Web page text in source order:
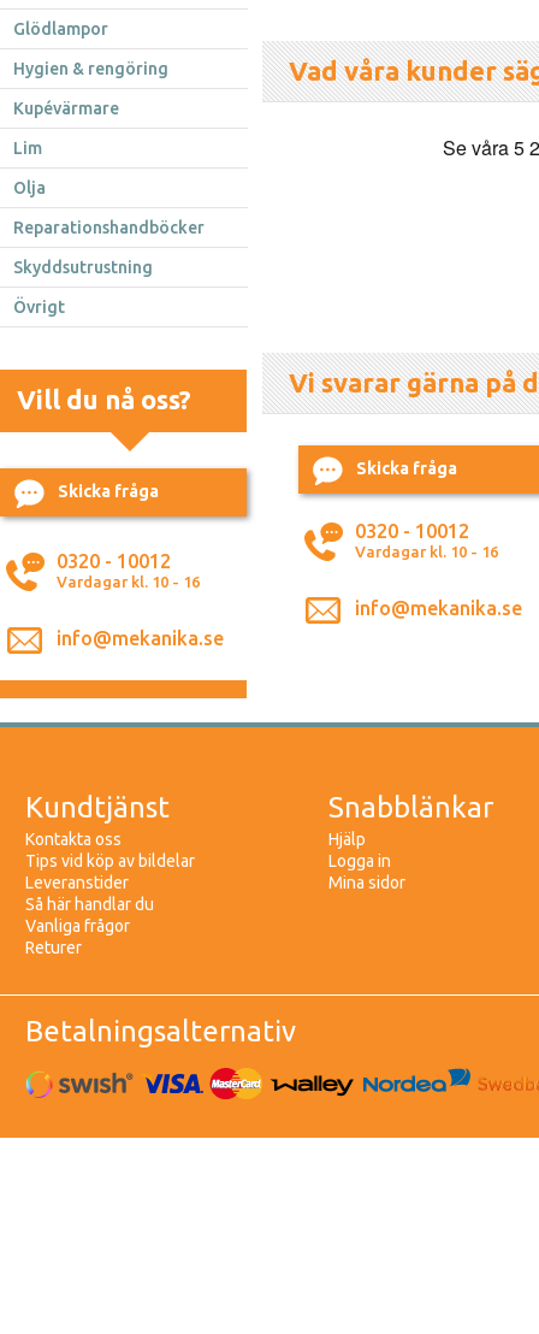
Glödlampor
Hygien & rengöring
Kupévärmare
Lim
Olja
Reparationshandböcker
Skyddsutrustning
Övrigt
Vill du nå oss?
Skicka fråga
0320 - 10012
Vardagar kl. 10 - 16
info@mekanika.se
Vad våra kunder
Vi svarar gärna på
Skicka fråga
0320 - 10012
Vardagar kl. 10 - 16
info@mekanika.se
Kundtjänst
Kontakta oss
Tips vid köp av bildelar
Leveranstider
Så här handlar du
Vanliga frågor
Returer
Snabblänkar
Hjälp
Logga in
Mina sidor
Betalningsalternativ